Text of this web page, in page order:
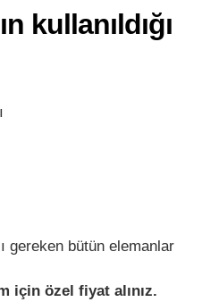
kullanıldığı
bütün elemanlar
fiyat alınız.